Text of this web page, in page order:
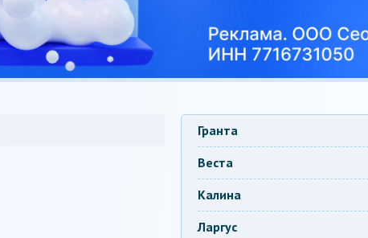
Гранта
Веста
Калина
Ларгус